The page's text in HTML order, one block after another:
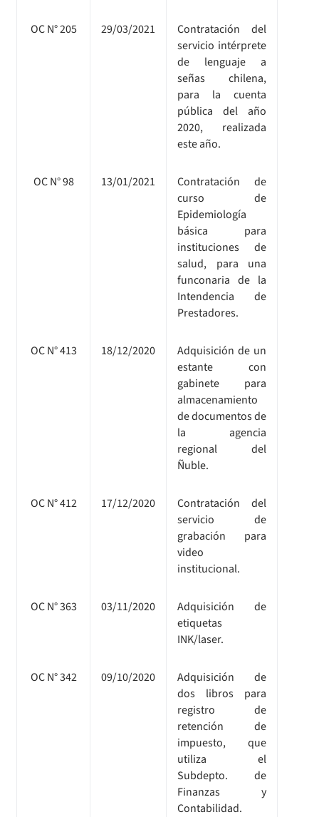
OC N° 205 29/03/2021
Contratación del
servicio intérprete
de lenguaje a
señas chilena,
para la cuenta
pública del año
2020, realizada
este año.
OC N° 98 13/01/2021
Contratación de
curso de
Epidemiología
básica para
instituciones de
salud, para una
funconaria de la
Intendencia de
Prestadores.
OC N° 413 18/12/2020
Adquisición de un
estante con
gabinete para
almacenamiento
de documentos de
la agencia
regional del
Ñuble.
OC N° 412 17/12/2020
Contratación del
servicio de
grabación para
video
institucional.
OC N° 363 03/11/2020
Adquisición de
etiquetas
INK/laser.
OC N° 342 09/10/2020
Adquisición de
dos libros para
registro de
retención de
impuesto, que
utiliza el
Subdepto. de
Finanzas y
Contabilidad.